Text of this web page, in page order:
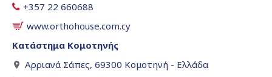
+357 22 660688
www.orthohouse.com.cy
Κατάστημα Κομοτηνής
Αρριανά Σάπες, 69300 Κομοτηνή - Ελλάδα